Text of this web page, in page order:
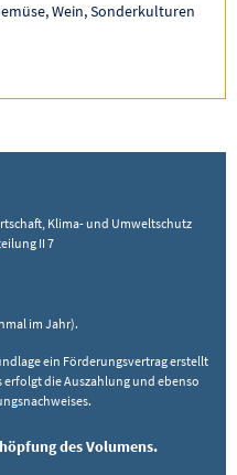
Wein, Sonderkulturen
Klima- und Umweltschutz
II 7
im Jahr).
ein Förderungsvertrag erstellt
die Auszahlung und ebenso
des Volumens.